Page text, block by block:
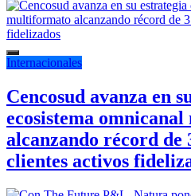
Internacionales
Cencosud avanza en
ecosistema
alcanzando récord de
clientes activos